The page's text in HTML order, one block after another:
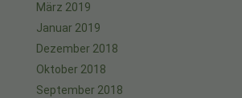
März 2019
Januar 2019
Dezember 2018
Oktober 2018
September 2018